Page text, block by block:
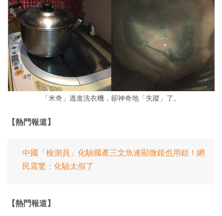
「米奇」逃進洗衣機，卻神奇地「失蹤」了。
【熱門報道】
中國「檢測員」化驗國產三文魚連顯微鏡也用錯！網
民震驚：化驗太假了
【熱門報道】